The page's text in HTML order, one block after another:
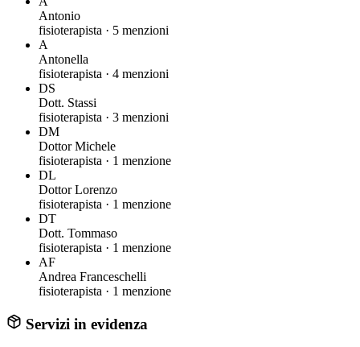
Antonio
fisioterapista · 5 menzioni
A
Antonella
fisioterapista · 4 menzioni
DS
Dott. Stassi
fisioterapista · 3 menzioni
DM
Dottor Michele
fisioterapista · 1 menzione
DL
Dottor Lorenzo
fisioterapista · 1 menzione
DT
Dott. Tommaso
fisioterapista · 1 menzione
AF
Andrea Franceschelli
fisioterapista · 1 menzione
Servizi in evidenza